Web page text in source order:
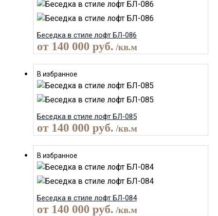
Беседка в стиле лофт БЛ-086
от 140 000 руб. /кв.м
В избранное
Беседка в стиле лофт БЛ-085
от 140 000 руб. /кв.м
В избранное
Беседка в стиле лофт БЛ-084
от 140 000 руб. /кв.м